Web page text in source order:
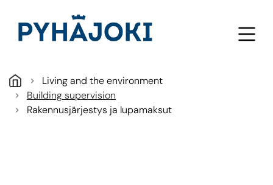
Living and the environment
Building supervision
Rakennusjärjestys ja lupamaksut